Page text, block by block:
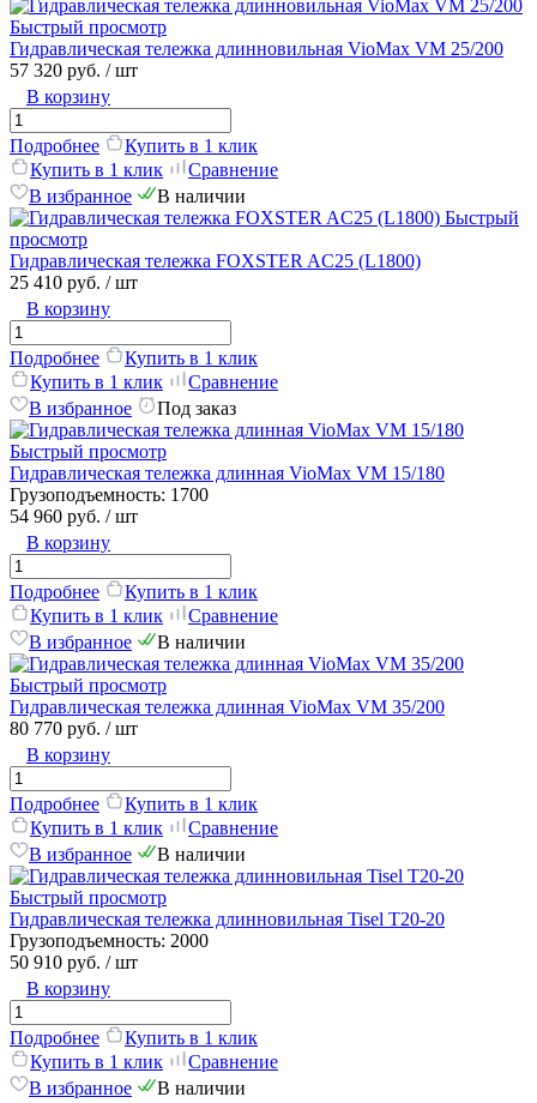
Быстрый просмотр
Гидравлическая тележка длинновильная VioMax VM 25/200
57 320 руб. / шт
В корзину
Подробнее
Купить в 1 клик
Купить в 1 клик
Сравнение
В избранное
В наличии
Быстрый
просмотр
Гидравлическая тележка FOXSTER AC25 (L1800)
25 410 руб. / шт
В корзину
Подробнее
Купить в 1 клик
Купить в 1 клик
Сравнение
В избранное
Под заказ
Быстрый просмотр
Гидравлическая тележка длинная VioMax VM 15/180
Грузоподъемность: 1700
54 960 руб. / шт
В корзину
Подробнее
Купить в 1 клик
Купить в 1 клик
Сравнение
В избранное
В наличии
Быстрый просмотр
Гидравлическая тележка длинная VioMax VM 35/200
80 770 руб. / шт
В корзину
Подробнее
Купить в 1 клик
Купить в 1 клик
Сравнение
В избранное
В наличии
Быстрый просмотр
Гидравлическая тележка длинновильная Tisel T20-20
Грузоподъемность: 2000
50 910 руб. / шт
В корзину
Подробнее
Купить в 1 клик
Купить в 1 клик
Сравнение
В избранное
В наличии